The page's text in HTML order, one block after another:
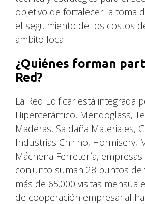
objetivo de fortalecer la toma
el seguimiento de los costos
ámbito local.
¿Quiénes forman
Red?
La Red Edificar está integrada
Hipercerámico, Mendoglass,
Maderas, Saldaña Materiales,
Industrias Chirino, Hormiserv,
Máchena Ferretería,
conjunto suman 28 puntos de
más de 65.000 visitas
de cooperación empresarial